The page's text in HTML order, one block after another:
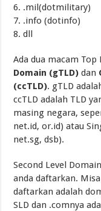
6. .mil(dotmilitary)
7. .info (dotinfo)
8. dll
Ada dua macam
Domain (gTLD) dan
(ccTLD). gTLD
ccTLD adalah TLD
masing negara,
net.id, or.id) atau
net.sg, dsb).
Second Level
anda daftarkan.
daftarkan adalah
SLD dan .comnya